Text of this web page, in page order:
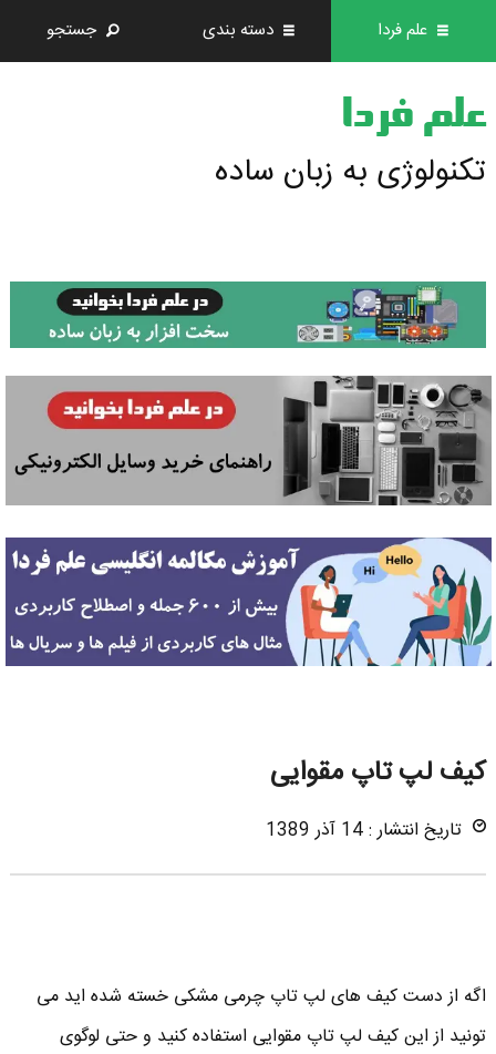
علم فردا دسته بندی جستجو
علم فردا
تکنولوژی به زبان ساده
کیف لپ تاپ مقوایی
تاریخ انتشار : 14 آذر 1389
اگه از دست کیف های لپ تاپ چرمی مشکی خسته شده اید می
تونید از این کیف لپ تاپ مقوایی استفاده کنید و حتی لوگوی